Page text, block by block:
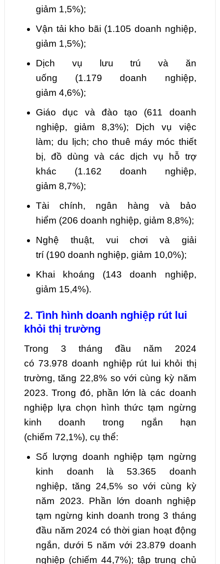
giảm 1,5%);
Vận tải kho bãi (1.105 doanh nghiệp,
giảm 1,5%);
Dịch vụ lưu trú và ăn
uống (1.179doanh nghiệp,
giảm4,6%);
Giáo dục và đào tạo (611 doanh
nghiệp, giảm8,3%); Dịch vụ việc
làm; du lịch; cho thuê máy móc thiết
bị, đồ dùng và các dịch vụ hỗ trợ
khác (1.162 doanh nghiệp,
giảm8,7%);
Tài chính, ngân hàng và bảo
hiểm (206doanh nghiệp, giảm8,8%);
Nghệ thuật, vui chơi và giải
trí (190doanh nghiệp, giảm 10,0%);
Khai khoáng (143doanh nghiệp,
giảm 15,4%).
2. Tình hình doanh nghiệp rút lui
khỏi thị trường
Trong 3 tháng đầu năm 2024
có 73.978 doanh nghiệp rút lui khỏi thị
trường,tăng 22,8% so với cùng kỳ năm
2023. Trong đó, phần lớn là các doanh
nghiệp lựa chọn hình thức tạm ngừng
kinh doanh trong ngắn hạn
(chiếm 72,1%), cụ thể:
Số lượng doanh nghiệp tạm ngừng
kinh doanh là 53.365 doanh
nghiệp,tăng 24,5% so với cùng kỳ
năm 2023. Phần lớn doanh nghiệp
tạm ngừng kinh doanh trong3 tháng
đầu năm 2024 có thời gian hoạt động
ngắn, dưới 5 năm với 23.879 doanh
nghiệp (chiếm44,7%); tập trung chủ